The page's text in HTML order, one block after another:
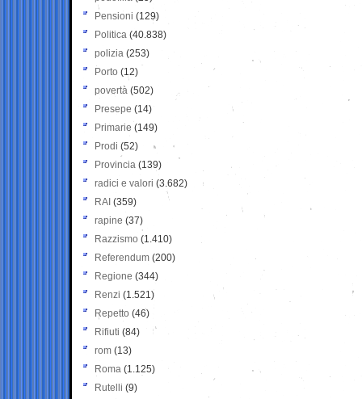
Pensioni (129)
Politica (40.838)
polizia (253)
Porto (12)
povertà (502)
Presepe (14)
Primarie (149)
Prodi (52)
Provincia (139)
radici e valori (3.682)
RAI (359)
rapine (37)
Razzismo (1.410)
Referendum (200)
Regione (344)
Renzi (1.521)
Repetto (46)
Rifiuti (84)
rom (13)
Roma (1.125)
Rutelli (9)